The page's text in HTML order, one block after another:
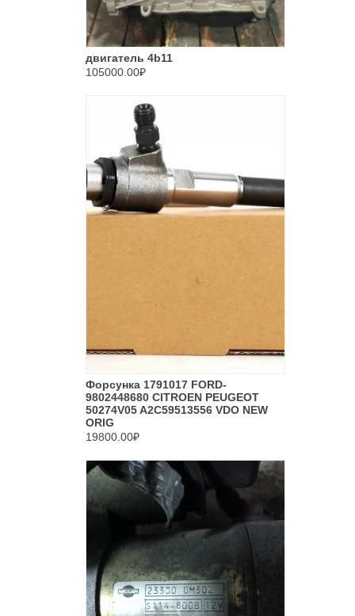
двигатель 4b11
105000.00₽
Форсунка 1791017 FORD-
9802448680 CITROEN PEUGEOT
50274V05 A2C59513556 VDO NEW
ORIG
19800.00₽